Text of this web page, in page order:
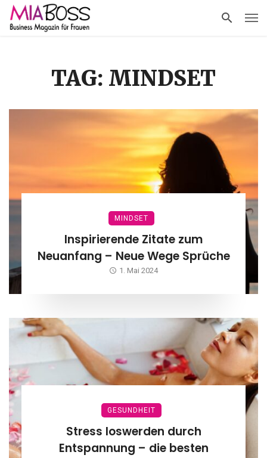
TAG: MINDSET
MINDSET
Inspirierende Zitate zum
Neuanfang – Neue Wege Sprüche
1. Mai 2024
GESUNDHEIT
Stress loswerden durch
Entspannung – die besten